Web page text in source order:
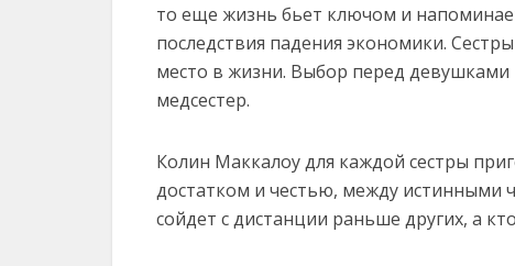
то еще жизнь бьет ключом и
последствия падения экономики.
место в жизни. Выбор перед девушками
медсестер.
Колин Маккалоу для каждой сестры
достатком и честью, между истинными
сойдет с дистанции раньше других, а